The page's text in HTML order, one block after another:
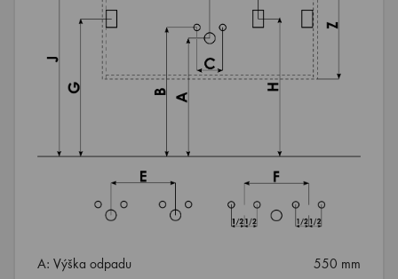
A: Výška odpadu 550 mm